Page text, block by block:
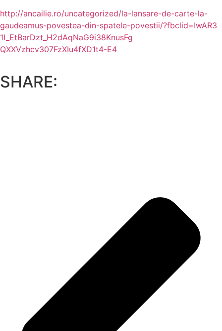
http://ancailie.ro/uncategorized/la-lansare-de-carte-la-
gaudeamus-povestea-din-spatele-povestii/?fbclid=IwAR3
1I_EtBarDzt_H2dAqNaG9i38KnusFg
QXXVzhcv307FzXIu4fXD1t4-E4
SHARE: